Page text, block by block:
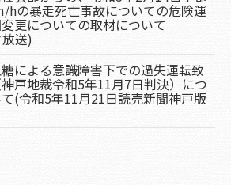
hの暴走死亡事故についての危険運
更についての取材について
送)
による意識障害下での過失運転致
戸地裁令和5年11月7日判決）につ
(令和5年11月21日読売新聞神戸版